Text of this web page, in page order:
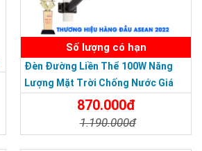
Số lượng có hạn
Đèn Đường Liền Thể 100W Năng
Lượng Mặt Trời Chống Nước Giá
870.000đ
1.190.000đ